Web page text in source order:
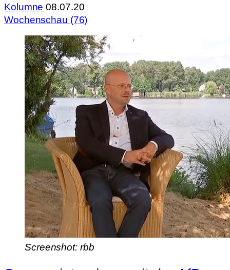
Kolumne 08.07.20
Wochenschau (76)
Screenshot: rbb